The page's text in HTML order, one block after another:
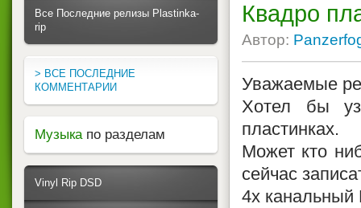
Квадро
Автор:
Уважаемые
Хотел бы
пластинках.
Может кто
сейчас
4х канальный
Все Последние релизы Plastinka-
rip
> ВСЕ ПОСЛЕДНИЕ
КОММЕНТАРИИ
Музыка по разделам
Vinyl Rip DSD